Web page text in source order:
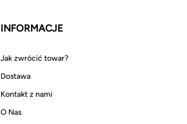
INFORMACJE
Jak zwrócić towar?
Dostawa
Kontakt z nami
O Nas